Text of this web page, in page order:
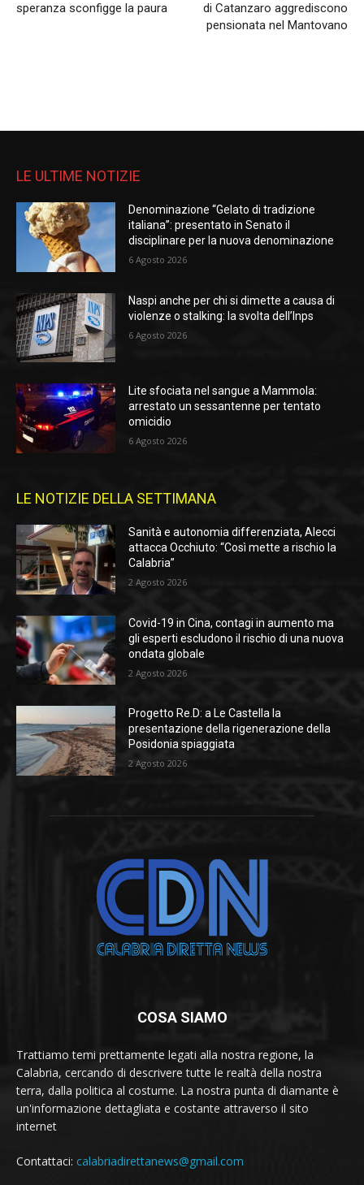
speranza sconfigge la paura
di Catanzaro aggrediscono
pensionata nel Mantovano
LE ULTIME NOTIZIE
Denominazione “Gelato di tradizione
italiana”: presentato in Senato il
disciplinare per la nuova denominazione
6 Agosto 2026
Naspi anche per chi si dimette a causa di
violenze o stalking: la svolta dell’Inps
6 Agosto 2026
Lite sfociata nel sangue a Mammola:
arrestato un sessantenne per tentato
omicidio
6 Agosto 2026
LE NOTIZIE DELLA SETTIMANA
Sanità e autonomia differenziata, Alecci
attacca Occhiuto: “Così mette a rischio la
Calabria”
2 Agosto 2026
Covid-19 in Cina, contagi in aumento ma
gli esperti escludono il rischio di una nuova
ondata globale
2 Agosto 2026
Progetto Re.D: a Le Castella la
presentazione della rigenerazione della
Posidonia spiaggiata
2 Agosto 2026
COSA SIAMO
Trattiamo temi prettamente legati alla nostra regione, la
Calabria, cercando di descrivere tutte le realtà della nostra
terra, dalla politica al costume. La nostra punta di diamante è
un'informazione dettagliata e costante attraverso il sito
internet
Contattaci: calabriadirettanews@gmail.com